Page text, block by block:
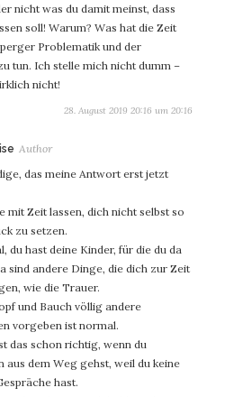
nicht was du damit meinst, dass
soll! Warum? Was hat die Zeit
Problematik und der
tun. Ich stelle mich nicht dumm –
nicht!
28. August 2019 20:16 um 20:16
sagt:
das meine Antwort erst jetzt
mit Zeit lassen, dich nicht selbst so
zu setzen.
du hast deine Kinder, für die du da
sind andere Dinge, die dich zur Zeit
wie die Trauer.
und Bauch völlig andere
vorgeben ist normal.
das schon richtig, wenn du
aus dem Weg gehst, weil du keine
hast.